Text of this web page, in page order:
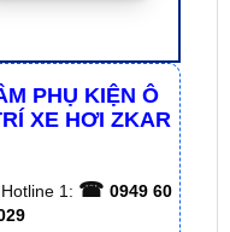
XE HƠI ZKAR
Hotline 1:☎ 0949 60
nơi tại Tp.HCM và